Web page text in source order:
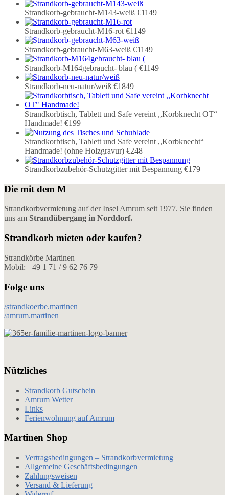
Strandkorb-gebraucht-M143-weiß €1149
Strandkorb-gebraucht-M16-rot €1149
Strandkorb-gebraucht-M63-weiß €1149
Strandkorb-M164gebraucht- blau ( €1149
Strandkorb-neu-natur/weiß €1849
Strandkorbtisch, Tablett und Safe vereint ,,Korbknecht OT“
Handmade! €199
Strandkorbtisch, Tablett und Safe vereint ,,Korbknecht“
Handmade! (ohne Holzgravur) €248
Strandkorbzubehör-Schutzgitter mit Bespannung €179
Die mit dem M
Strandkorbvermietung auf der Insel Amrum seit 1977. Sie finden
uns am Strandübergang in Norddorf.
Strandkorb mieten oder kaufen?
Strandkörbe Martinen
Mobil: +49 1 71 / 9 62 76 79
Folge uns
/strandkoerbe.martinen
/amrum.martinen
Nützliches
Strandkorb Gutschein
Amrum Wetter
Links
Ferienwohnung auf Amrum
Martinen Shop
Vertragsbedingungen – Strandkorbvermietung
Allgemeine Geschäftsbedingungen
Zahlungsweisen
Versand & Lieferung